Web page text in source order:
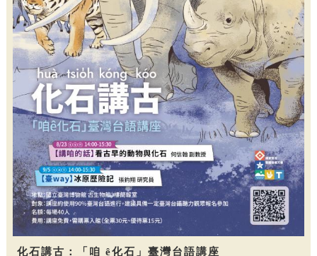
化石講古：「咱 ê化石」臺灣台語講座